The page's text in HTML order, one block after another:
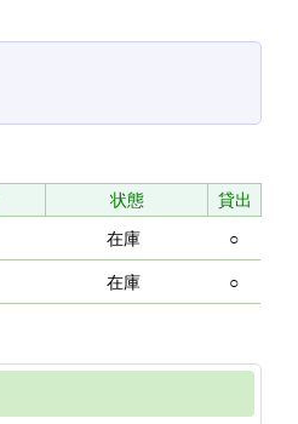
状態
貸出
在庫 ○
在庫 ○